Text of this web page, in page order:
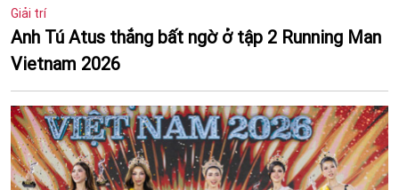
Giải trí
Anh Tú Atus thắng bất ngờ ở tập 2 Running Man
Vietnam 2026